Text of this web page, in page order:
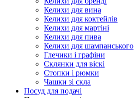
Келихи для вина
Келихи для коктейлів
Келихи для мартіні
Келихи для пива
Келихи для шампанського
Глечики і графіни
Склянки для віскі
Стопки і рюмки
Чашки зі скла
Посуд для подачі